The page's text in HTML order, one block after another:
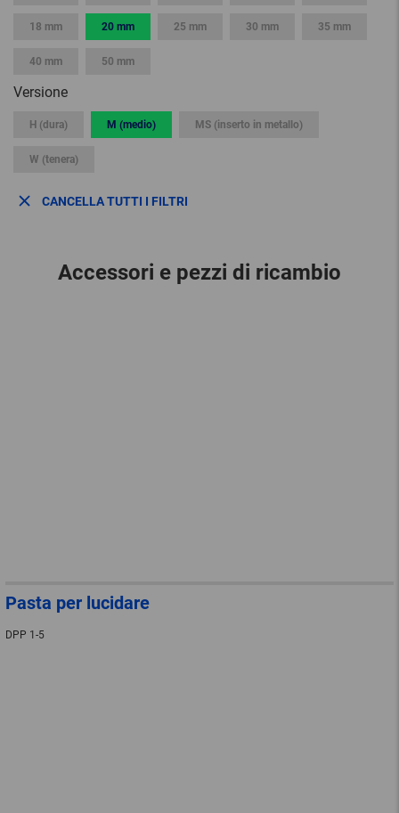
18 mm 20 mm 25 mm 30 mm 35 mm
40 mm 50 mm
Versione
H (dura) M (medio) MS (inserto in metallo)
W (tenera)
CANCELLA TUTTI I FILTRI
Accessori e pezzi di ricambio
Pasta per lucidare
DPP 1-5